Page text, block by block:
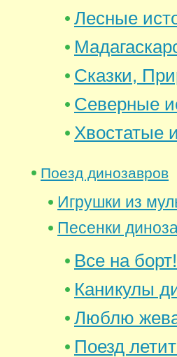
Лесные
Сказки,
Северные
Хвостатые
Поезд динозавров
Игрушки из
Песенки
Все на борт!
Каникулы
Люблю
Поезд